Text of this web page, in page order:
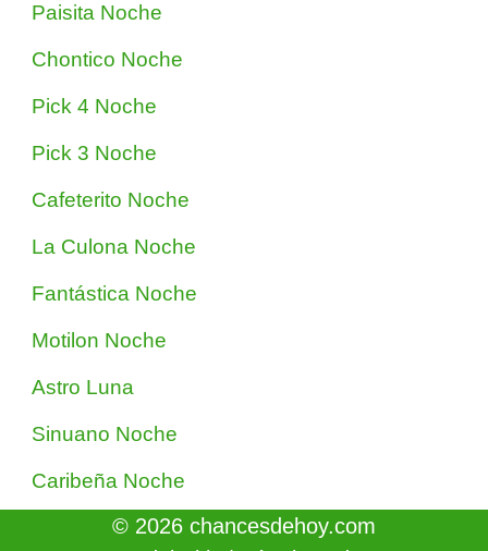
Paisita Noche
Chontico Noche
Pick 4 Noche
Pick 3 Noche
Cafeterito Noche
La Culona Noche
Fantástica Noche
Motilon Noche
Astro Luna
Sinuano Noche
Caribeña Noche
© 2026 chancesdehoy.com